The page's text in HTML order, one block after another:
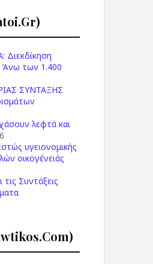
Άνω των 1.400
ΣΥΝΤΑΞΗΣ
λεφτά και
υγειονομικής
οικογένειάς
Συντάξεις